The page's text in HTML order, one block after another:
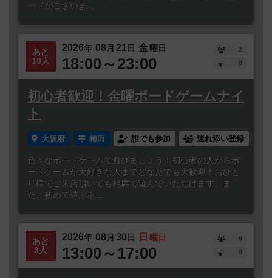
ードがございま...
あと
10人
2026年 08 月 21日 金曜日
18:00～23:00
2
0
初心者歓迎！金曜ボードゲームナイ
ト
大阪府 梅田 誰でも参加 連れ添い登録
色々なボードゲームで遊びましょう！初心者の人からボ
ードゲームが大好きな人までどなたでも大歓迎！おひと
り様でご来店頂いても相席で遊んでいただけます。ま
た、初めて遊ぶボ...
あと
3人
2026年 08 月 30日 日 曜日
13:00～17:00
9
0